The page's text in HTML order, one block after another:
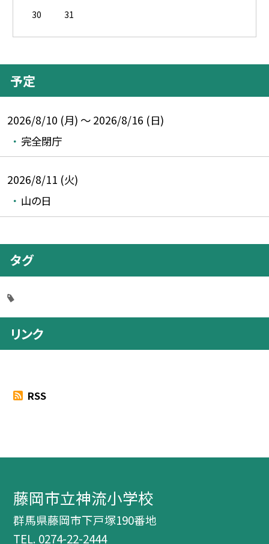
30
31
予定
2026/8/10 (月) ～ 2026/8/16 (日)
完全閉庁
2026/8/11 (火)
山の日
タグ
リンク
RSS
藤岡市立神流小学校
群馬県藤岡市下戸塚190番地
TEL. 0274-22-2444